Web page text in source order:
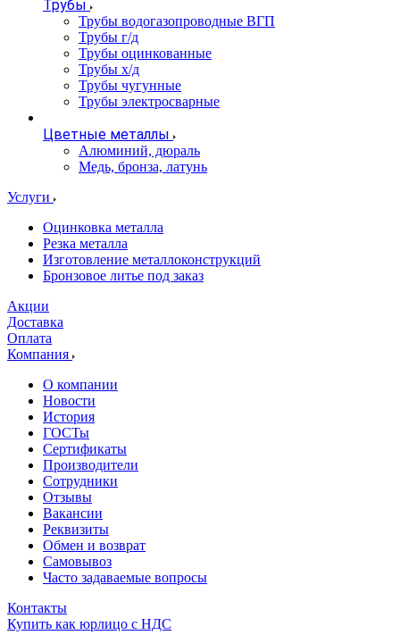
Трубы
Трубы водогазопроводные ВГП
Трубы г/д
Трубы оцинкованные
Трубы х/д
Трубы чугунные
Трубы электросварные
Цветные металлы
Алюминий, дюраль
Медь, бронза, латунь
Услуги
Оцинковка металла
Резка металла
Изготовление металлоконструкций
Бронзовое литье под заказ
Акции
Доставка
Оплата
Компания
О компании
Новости
История
ГОСТы
Сертификаты
Производители
Сотрудники
Отзывы
Вакансии
Реквизиты
Обмен и возврат
Самовывоз
Часто задаваемые вопросы
Контакты
Купить как юрлицо с НДС